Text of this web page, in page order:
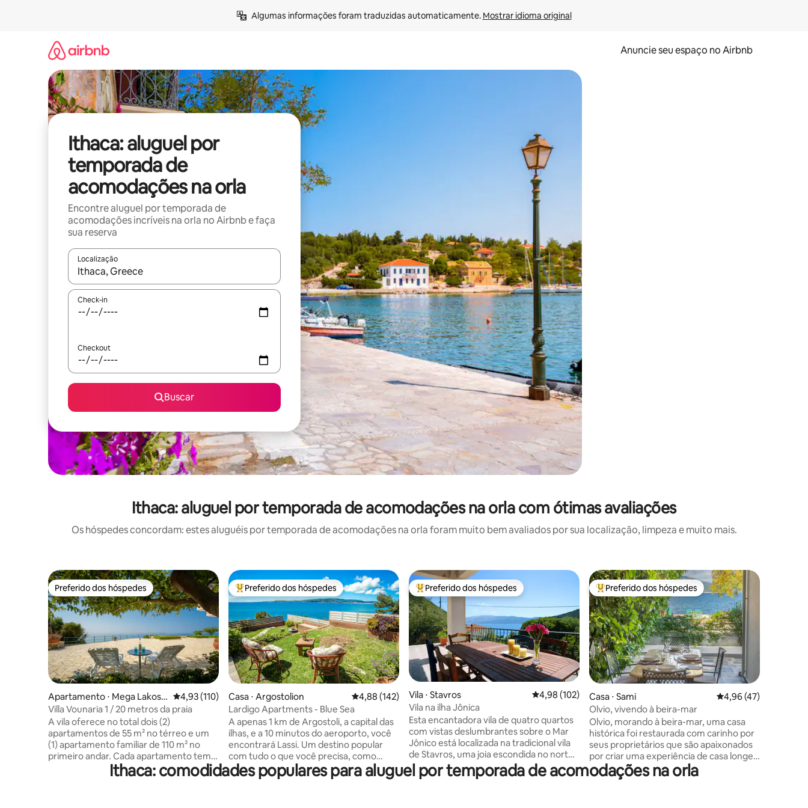
Algumas informações foram traduzidas automaticamente. Mostrar idioma original
Anuncie seu espaço no Airbnb
Ithaca: aluguel por
temporada de
acomodações na orla
Encontre aluguel por temporada de
acomodações incríveis na orla no Airbnb e faça
sua reserva
Localização
Quando os resultados estiverem disponíveis, explore-os usando as seta para cima e para baixo do teclado ou tocando e deslizando o dedo na tela.
Check-in
Checkout
Buscar
Ithaca: aluguel por temporada de acomodações na orla com ótimas avaliações
Os hóspedes concordam: estes aluguéis por temporada de acomodações na orla foram muito bem avaliados por sua localização, limpeza e muito mais.
Preferido dos hóspedes
Preferido dos hóspedes
Apartamento ⋅ Mega Lakos /
Halepi
4,93 de uma avaliação média de 5, 110 avaliações
4,93 (110)
Villa Vounaria 1 / 20 metros da praia
A vila oferece no total dois (2)
apartamentos de 55 m² no térreo e um
(1) apartamento familiar de 110 m² no
primeiro andar. Cada apartamento tem
sua própria entrada privativa e uma vaga
de estacionamento. O apartamento que
Entre os melhores preferidos dos hóspedes
Preferido dos hóspedes
Casa ⋅ Argostolion 4,88 de uma avaliação média de 5, 142 avaliações
4,88 (142)
Lardigo Apartments - Blue Sea
A apenas 1 km de Argostoli, a capital das
ilhas, e a 10 minutos do aeroporto, você
encontrará Lassi. Um destino popular
com tudo o que você precisa, como
restaurantes, tavernas, bares,
supermercados, tudo ao seu alcance.
Entre os melhores preferidos dos hóspedes
Preferido dos hóspedes
Vila ⋅ Stavros 4,98 de uma avaliação média de 5, 102 avaliações
4,98 (102)
Vila na ilha Jônica
Esta encantadora vila de quatro quartos
com vistas deslumbrantes sobre o Mar
Jônico está localizada na tradicional vila
de Stavros, uma joia escondida no norte
de Ítaca. Um espaço fresco, confortável
e limpo com Wi-Fi gratuito, duas
Entre os melhores preferidos dos hóspedes
Preferido dos hóspedes
Casa ⋅ Sami 4,96 de uma
4,96 (47)
Olvio, vivendo à beira-mar
Olvio, morando à beira-mar, uma casa
histórica foi restaurada com carinho por
seus proprietários que são apaixonados
por criar uma experiência de casa longe
de casa, aqui você encontrará uma
recepção calorosa e uma estadia luxuosa
Ithaca: comodidades populares para aluguel por temporada de acomodações na orla